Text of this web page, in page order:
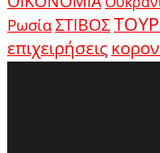
ΡωσίαΣΤΙΒΟΣ
επιχειρήσεις